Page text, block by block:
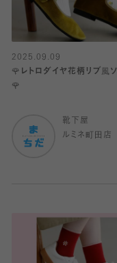
2025.09.09
🌹レトロダイヤ花柄リブ風ソ
🌹
靴下屋
ルミネ町田店